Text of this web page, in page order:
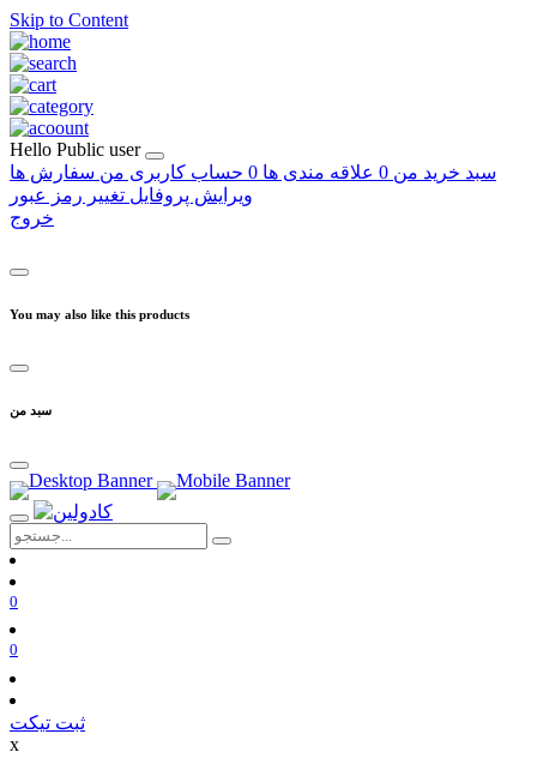
Skip to Content
Hello Public user
سبد خرید من 0 علاقه مندی ها 0 حساب کاربری من سفارش ها
ویرایش پروفایل تغییر رمز عبور
خروج
You may also like this products
سبد من
0
0
ثبت تیکت
x